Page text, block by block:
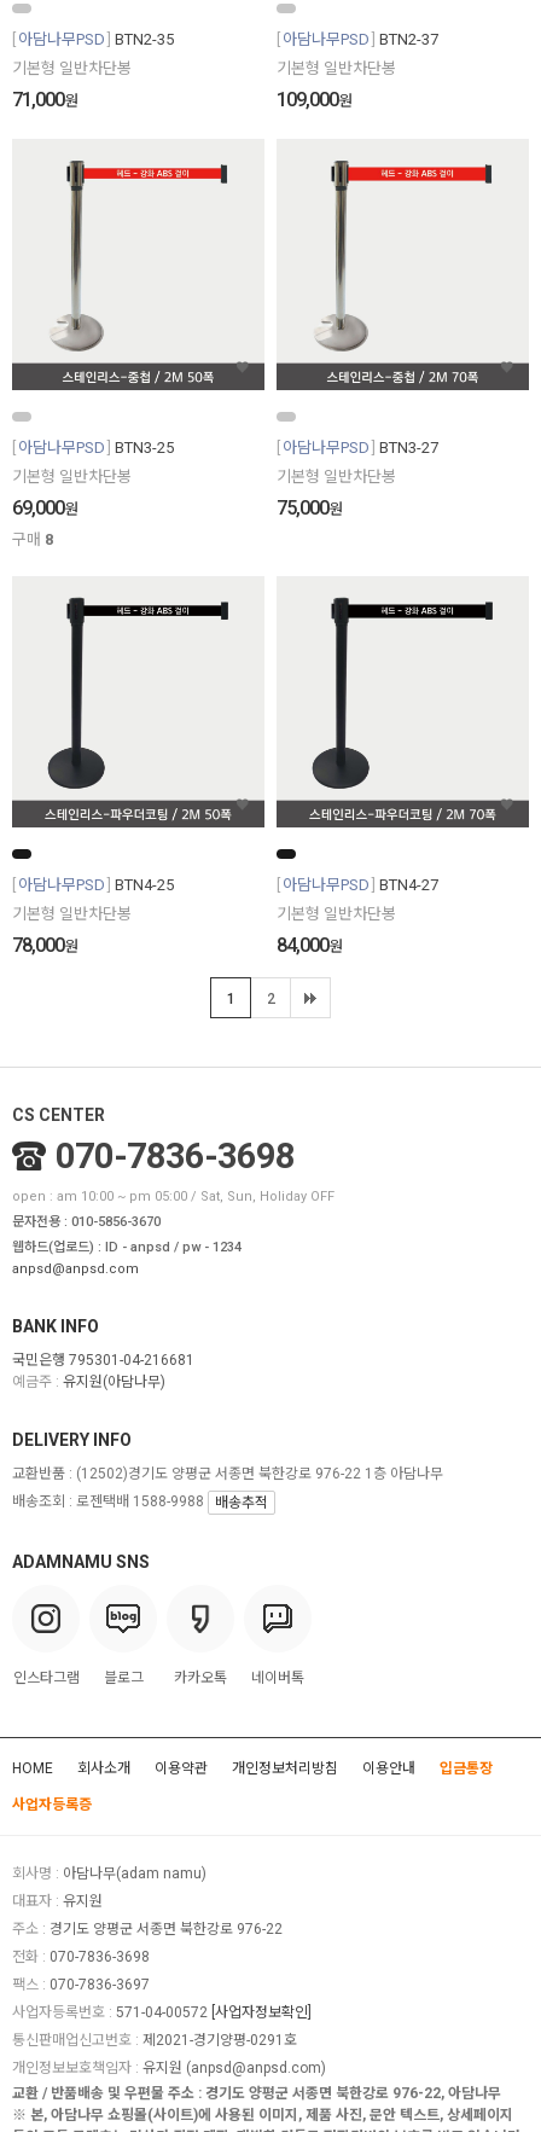
아담나무PSD BTN2-35
기본형 일반차단봉
71,000원
아담나무PSD BTN2-37
기본형 일반차단봉
109,000원
아담나무PSD BTN3-25
기본형 일반차단봉
69,000원
구매 8
아담나무PSD BTN3-27
기본형 일반차단봉
75,000원
아담나무PSD BTN4-25
기본형 일반차단봉
78,000원
아담나무PSD BTN4-27
기본형 일반차단봉
84,000원
1 2
CS CENTER
070-7836-3698
open : am 10:00 ~ pm 05:00 / Sat, Sun, Holiday OFF
문자전용 : 010-5856-3670
웹하드(업로드) : ID - anpsd / pw - 1234
anpsd@anpsd.com
BANK INFO
국민은행 795301-04-216681
예금주 : 유지원(아담나무)
ADAMNAMU SNS
인스타그램 블로그 카카오톡 네이버톡
DELIVERY INFO
교환반품 : (12502)경기도 양평군 서종면 북한강로 976-22 1층 아담나무
배송조회 : 로젠택배 1588-9988
배송추적
HOME 회사소개 이용약관 개인정보처리방침 이용안내 입금통장
사업자등록증
회사명 : 아담나무(adam namu)
대표자 : 유지원
주소 : 경기도 양평군 서종면 북한강로 976-22
전화 : 070-7836-3698
팩스 : 070-7836-3697
사업자등록번호 : 571-04-00572 [사업자정보확인]
통신판매업신고번호 : 제2021-경기양평-0291호
개인정보보호책임자 : 유지원 (anpsd@anpsd.com)
교환 / 반품배송 및 우편물 주소 : 경기도 양평군 서종면 북한강로 976-22, 아담나무
※ 본, 아담나무 쇼핑몰(사이트)에 사용된 이미지, 제품 사진, 문안 텍스트, 상세페이지